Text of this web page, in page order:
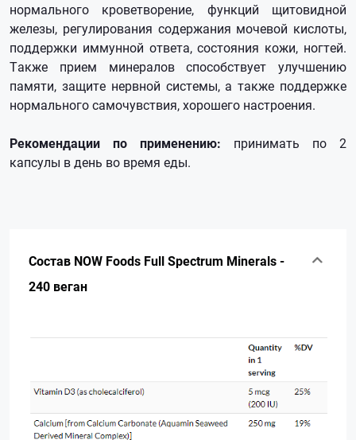
нормального кроветворение, функций щитовидной
железы, регулирования содержания мочевой кислоты,
поддержки иммунной ответа, состояния кожи, ногтей.
Также прием минералов способствует улучшению
памяти, защите нервной системы, а также поддержке
нормального самочувствия, хорошего настроения.
Рекомендации по применению: принимать по 2
капсулы в день во время еды.
Состав NOW Foods Full Spectrum Minerals -
240 веган